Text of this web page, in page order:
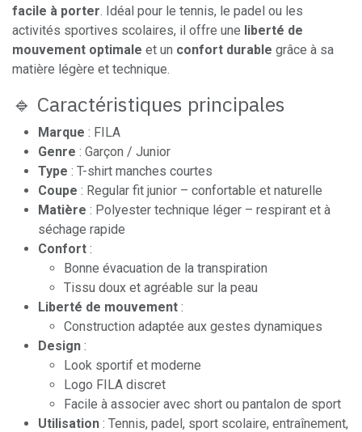
facile à porter. Idéal pour le tennis, le padel ou les
activités sportives scolaires, il offre une liberté de
mouvement optimale et un confort durable grâce à sa
matière légère et technique.
🔹 Caractéristiques principales
Marque : FILA
Genre : Garçon / Junior
Type : T-shirt manches courtes
Coupe : Regular fit junior – confortable et naturelle
Matière : Polyester technique léger – respirant et à
séchage rapide
Confort :
Bonne évacuation de la transpiration
Tissu doux et agréable sur la peau
Liberté de mouvement :
Construction adaptée aux gestes dynamiques
Design :
Look sportif et moderne
Logo FILA discret
Facile à associer avec short ou pantalon de sport
Utilisation : Tennis, padel, sport scolaire, entraînement,